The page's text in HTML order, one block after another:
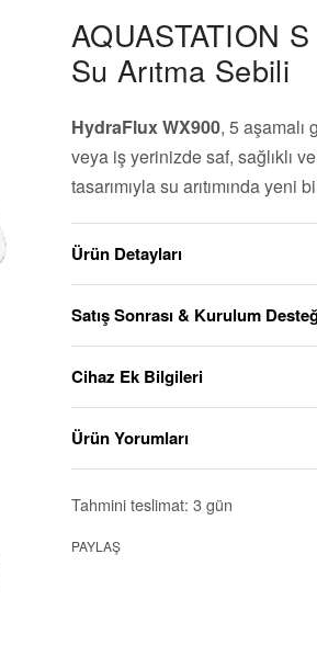
AQUASTATION
Su Arıtma Sebili
HydraFlux WX900, 5
veya iş yerinizde saf, sağlıklı
tasarımıyla su arıtımında yeni
Ürün Detayları
Satış Sonrası & Kurulum
Cihaz Ek Bilgileri
Ürün Yorumları
Tahmini teslimat: 3 gün
PAYLAŞ